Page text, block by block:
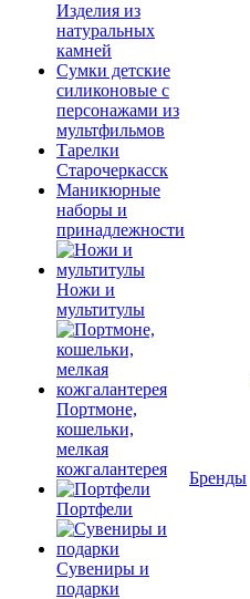
Изделия из
натуральных
камней
Сумки детские
силиконовые с
персонажами из
мультфильмов
Тарелки
Старочеркасск
Маникюрные
наборы и
принадлежности
Ножи и
мультитулы
Портмоне,
кошельки,
мелкая
кожгалантерея
Портфели
Сувениры и
подарки
Бренды